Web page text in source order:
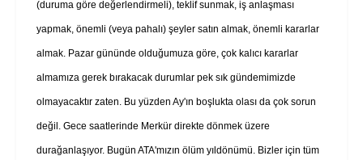
(duruma göre değerlendirmeli), teklif sunmak, iş anlaşması
yapmak, önemli (veya pahalı) şeyler satın almak, önemli kararlar
almak. Pazar gününde olduğumuza göre, çok kalıcı kararlar
almamıza gerek bırakacak durumlar pek sık gündemimizde
olmayacaktır zaten. Bu yüzden Ay'ın boşlukta olası da çok sorun
değil. Gece saatlerinde Merkür direkte dönmek üzere
durağanlaşıyor. Bugün ATA'mızın ölüm yıldönümü. Bizler için tüm